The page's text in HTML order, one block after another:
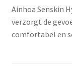
Ainhoa Senskin
verzorgt de
comfortabel en